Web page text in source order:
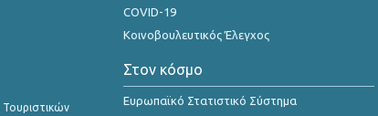
Τουριστικών
COVID-19
Κοινοβουλευτικός Έλεγχος
Στον κόσμο
Ευρωπαϊκό Στατιστικό Σύστημα